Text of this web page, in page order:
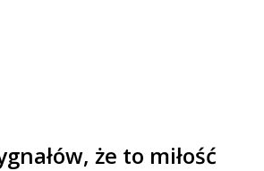
że to miłość